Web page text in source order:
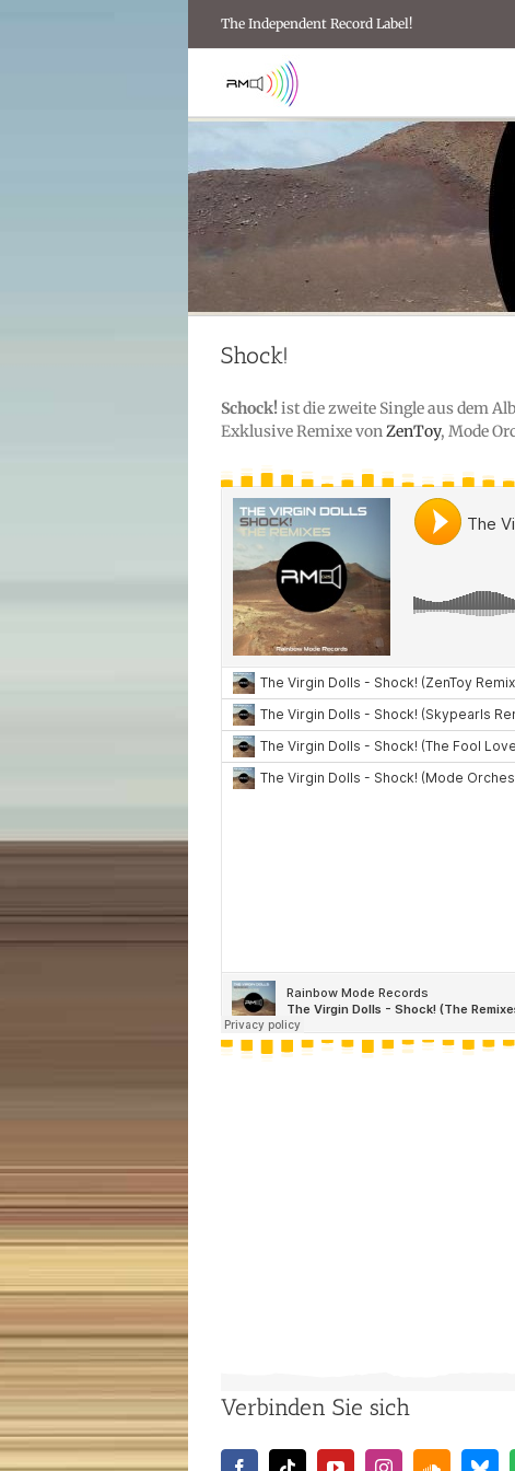
The Independent Record Label!
Shock!
Schock! ist die zweite Single aus dem
Exklusive Remixe vonZenToy, Mode
Verbinden Sie sich